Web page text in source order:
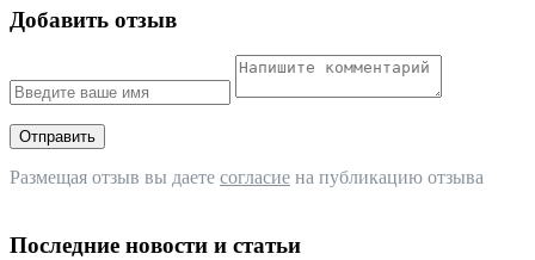
Добавить отзыв
Отправить
Размещая отзыв вы даете согласие на публикацию отзыва
Последние новости и статьи